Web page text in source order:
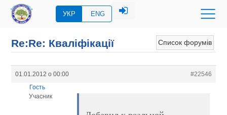
УКР ENG
Список форумів
Re:Re: Кваліфікації
01.01.2012 о 00:00
#22546
Гость
Учасник